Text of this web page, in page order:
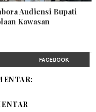
Audiensi Bupati
Kawasan
FACEBOOK